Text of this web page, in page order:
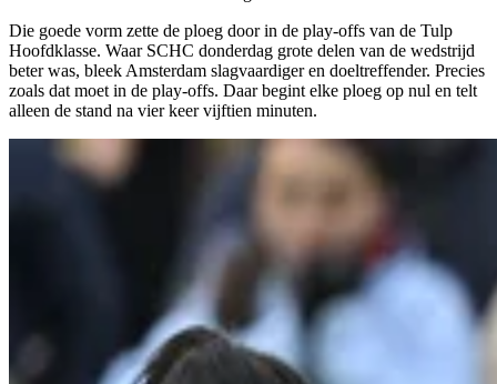
Die goede vorm zette de ploeg door in de play-offs van de Tulp
Hoofdklasse. Waar SCHC donderdag grote delen van de wedstrijd
beter was, bleek Amsterdam slagvaardiger en doeltreffender. Precies
zoals dat moet in de play-offs. Daar begint elke ploeg op nul en telt
alleen de stand na vier keer vijftien minuten.